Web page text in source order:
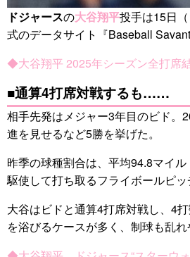
ドジャースの大谷翔平投手は15日
式のデータサイト『Baseball
◆大谷翔平 2025年シーズン全打席
■通算4打席対戦するも……
相手先発はメジャー3年目のビド。
進を見せるなど5勝を挙げた。
昨季の球種割合は、平均94.8マイ
駆使して打ち取るフライボールピッ
大谷はビドと通算4打席対戦し、4
を浴びるケースが多く、制球も乱